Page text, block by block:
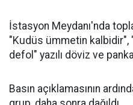
İstasyon Meydanı'nda
"Kudüs ümmetin kalbidir",
defol" yazılı döviz ve
Basın açıklamasının